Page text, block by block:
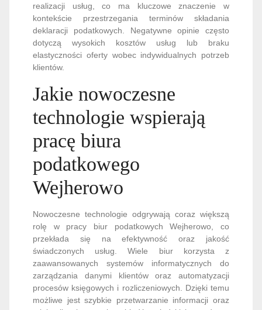
realizacji usług, co ma kluczowe znaczenie w
kontekście przestrzegania terminów składania
deklaracji podatkowych. Negatywne opinie często
dotyczą wysokich kosztów usług lub braku
elastyczności oferty wobec indywidualnych potrzeb
klientów.
Jakie nowoczesne
technologie wspierają
pracę biura
podatkowego
Wejherowo
Nowoczesne technologie odgrywają coraz większą
rolę w pracy biur podatkowych Wejherowo, co
przekłada się na efektywność oraz jakość
świadczonych usług. Wiele biur korzysta z
zaawansowanych systemów informatycznych do
zarządzania danymi klientów oraz automatyzacji
procesów księgowych i rozliczeniowych. Dzięki temu
możliwe jest szybkie przetwarzanie informacji oraz